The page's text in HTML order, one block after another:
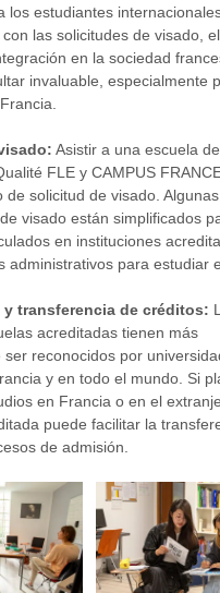
los estudiantes
las solicitudes de visado, el
en la sociedad
invaluable, especialmente
Asistir a una escuela
FLE y CAMPUS
de solicitud de visado.
visado están simplificados
en instituciones
administrativos para estudiar
transferencia de créditos:
acreditadas tienen más
ser reconocidos por
y en todo el mundo. Si
en Francia o en el
puede facilitar la
de admisión.